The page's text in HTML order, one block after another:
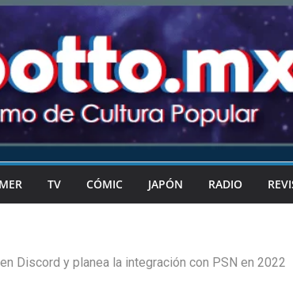
TV CÓMIC JAPÓN RADIO
Discord y planea la integración con PSN en 2022